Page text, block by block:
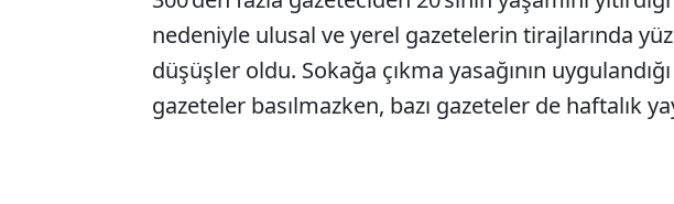
nedeniyle ulusal ve yerel gazetelerin tirajlarında
düşüşler oldu. Sokağa çıkma yasağının
gazeteler basılmazken, bazı gazeteler de haftalık